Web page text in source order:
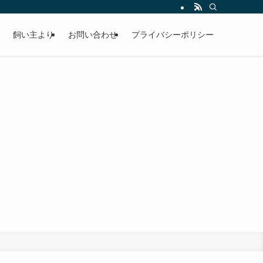
飼い主より お問い合わせ プライバシーポリシー